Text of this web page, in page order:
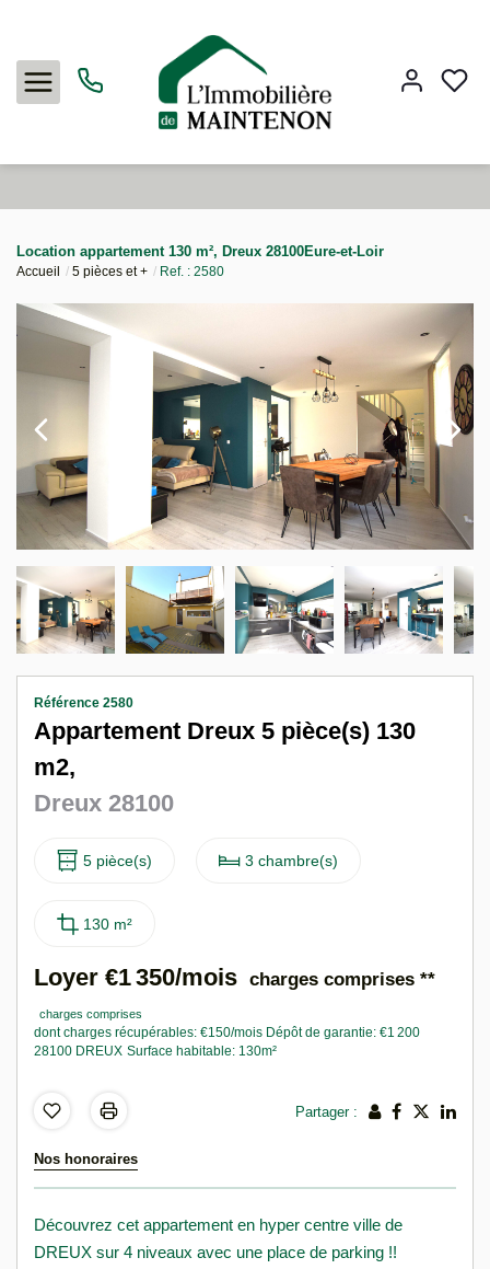
Louer
Vendre
L'agence
Nous contacter
F
Location appartement 130 m², Dreux 28100Eure-et-Loir
Accueil 5 pièces et + Ref. : 2580
Référence 2580
Appartement Dreux 5 pièce(s) 130
m2,
Dreux 28100
5 pièce(s) 3 chambre(s)
130 m²
Loyer €1 350/mois charges comprises **
charges comprises
dont charges récupérables: €150/mois Dépôt de garantie: €1 200
28100 DREUX Surface habitable: 130m²
Partager :
Nos honoraires
Découvrez cet appartement en hyper centre ville de
DREUX sur 4 niveaux avec une place de parking !!